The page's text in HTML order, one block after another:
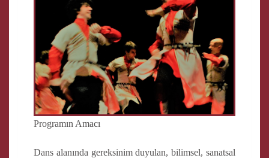
Programın Amacı
Dans alanında gereksinim duyulan, bilimsel, sanatsal